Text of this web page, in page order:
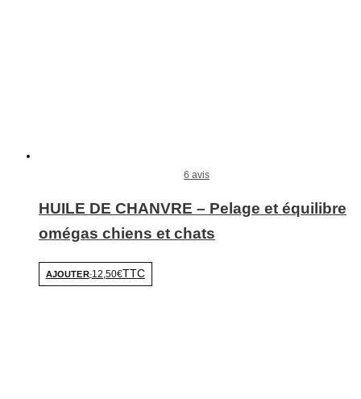
6 avis
HUILE DE CHANVRE – Pelage et équilibre
omégas chiens et chats
AJOUTER-12,50€TTC